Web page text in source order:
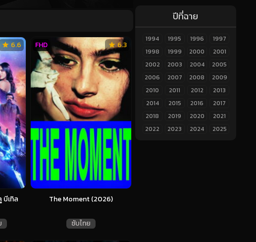
บีเทิล
6.6
The Moment (2026)
ซับไทย
6.3
FHD
ปีที่ฉาย
1994 1995 1996
1997
1998
1999 2000
2001
2002
2003 2004
2005
2006
2007 2008
2009
2010
2011 2012
2013
2014
2015 2016
2017
2018
2019 2020
2021
2022
2023 2024 2025